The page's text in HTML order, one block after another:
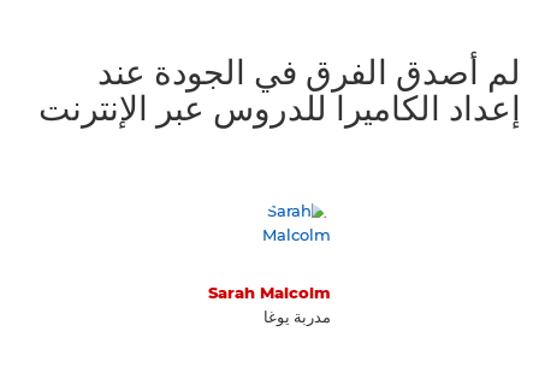
Sarah Malcolm
مدربة يوغا
لم أصدق الفرق في الجودة عند
إعداد الكاميرا للدروس عبر الإنترنت